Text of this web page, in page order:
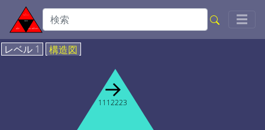
☰
レベル 1 構造図
→
1112223